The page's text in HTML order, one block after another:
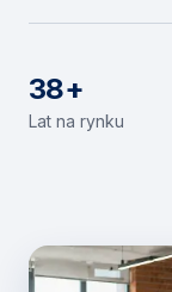
38+
Lat na rynku